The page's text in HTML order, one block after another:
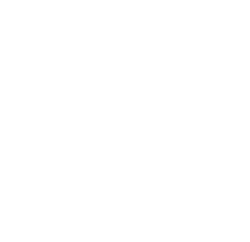
in una nuova finestra)
finestra)